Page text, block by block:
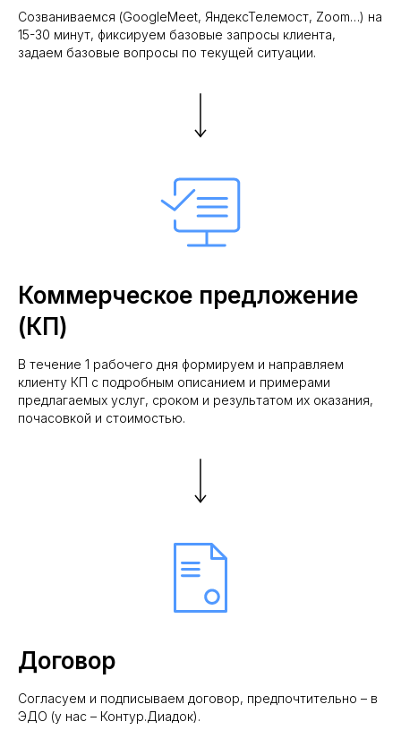
Созваниваемся (GoogleMeet, ЯндексТелемост, Zoom…) на
15-30 минут, фиксируем базовые запросы клиента,
задаем базовые вопросы по текущей ситуации.
Коммерческое предложение
(КП)
В течение 1 рабочего дня формируем и направляем
клиенту КП с подробным описанием и примерами
предлагаемых услуг, сроком и результатом их оказания,
почасовкой и стоимостью.
Договор
Согласуем и подписываем договор, предпочтительно – в
ЭДО (у нас – Контур.Диадок).